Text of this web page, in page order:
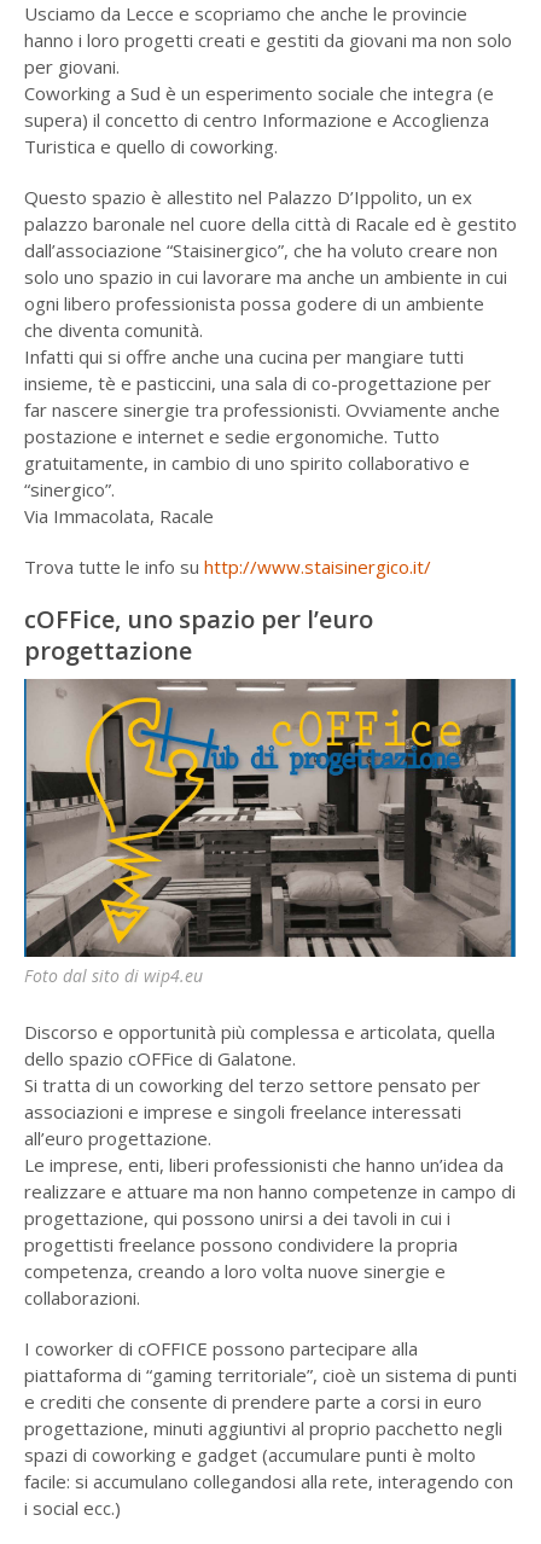
Usciamo da Lecce e scopriamo che anche le provincie
hanno i loro progetti creati e gestiti da giovani ma non solo
per giovani.
Coworking a Sud è un esperimento sociale che integra (e
supera) il concetto di centro Informazione e Accoglienza
Turistica e quello di coworking.
Questo spazio è allestito nel Palazzo D’Ippolito, un ex
palazzo baronale nel cuore della città di Racale ed è gestito
dall’associazione “Staisinergico”, che ha voluto creare non
solo uno spazio in cui lavorare ma anche un ambiente in cui
ogni libero professionista possa godere di un ambiente
che diventa comunità.
Infatti qui si offre anche una cucina per mangiare tutti
insieme, tè e pasticcini, una sala di co-progettazione per
far nascere sinergie tra professionisti. Ovviamente anche
postazione e internet e sedie ergonomiche. Tutto
gratuitamente, in cambio di uno spirito collaborativo e
“sinergico”.
Via Immacolata, Racale
Trova tutte le info su http://www.staisinergico.it/
cOFFice, uno spazio per l’euro
progettazione
Foto dal sito di wip4.eu
Discorso e opportunità più complessa e articolata, quella
dello spazio cOFFice di Galatone.
Si tratta di un coworking del terzo settore pensato per
associazioni e imprese e singoli freelance interessati
all’euro progettazione.
Le imprese, enti, liberi professionisti che hanno un’idea da
realizzare e attuare ma non hanno competenze in campo di
progettazione, qui possono unirsi a dei tavoli in cui i
progettisti freelance possono condividere la propria
competenza, creando a loro volta nuove sinergie e
collaborazioni.
I coworker di cOFFICE possono partecipare alla
piattaforma di “gaming territoriale”, cioè un sistema di punti
e crediti che consente di prendere parte a corsi in euro
progettazione, minuti aggiuntivi al proprio pacchetto negli
spazi di coworking e gadget (accumulare punti è molto
facile: si accumulano collegandosi alla rete, interagendo con
i social ecc.)